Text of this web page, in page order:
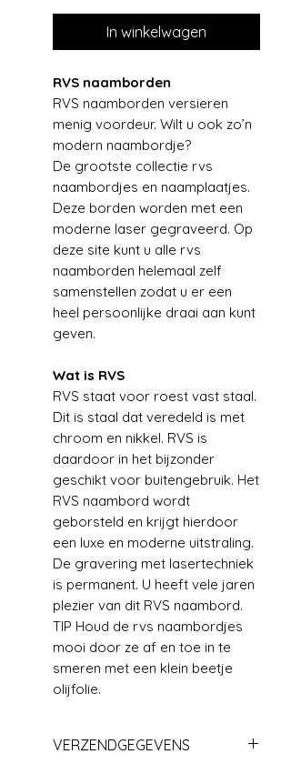
In winkelwagen
RVS naamborden
RVS naamborden versieren
menig voordeur. Wilt u ook zo’n
modern naambordje?
De grootste collectie rvs
naambordjes en naamplaatjes.
Deze borden worden met een
moderne laser gegraveerd. Op
deze site kunt u alle rvs
naamborden helemaal zelf
samenstellen zodat u er een
heel persoonlijke draai aan kunt
geven.
Wat is RVS
RVS staat voor roest vast staal.
Dit is staal dat veredeld is met
chroom en nikkel. RVS is
daardoor in het bijzonder
geschikt voor buitengebruik. Het
RVS naambord wordt
geborsteld en krijgt hierdoor
een luxe en moderne uitstraling.
De gravering met lasertechniek
is permanent. U heeft vele jaren
plezier van dit RVS naambord.
TIP Houd de rvs naambordjes
mooi door ze af en toe in te
smeren met een klein beetje
olijfolie.
VERZENDGEGEVENS